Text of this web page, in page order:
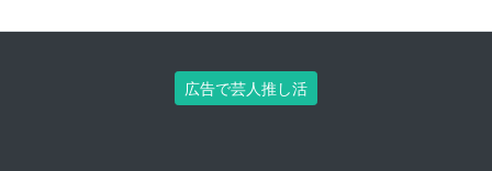
広告で芸人推し活